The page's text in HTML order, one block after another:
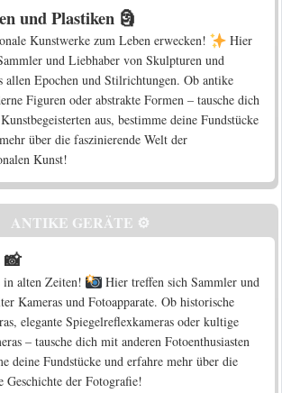
und Plastiken 🗿
Kunstwerke zum Leben erwecken!
Hier
und Liebhaber von Skulpturen und
allen Epochen und Stilrichtungen. Ob antike
Figuren oder abstrakte Formen – tausche dich
aus, bestimme deine Fundstücke
über die faszinierende Welt der
Kunst!
ANTIKE GERÄTE ⚙️
📸
in alten Zeiten!
Hier treffen sich Sammler und
Kameras und Fotoapparate. Ob historische
elegante Spiegelreflexkameras oder kultige
– tausche dich mit anderen Fotoenthusiasten
deine Fundstücke und erfahre mehr über die
Geschichte der Fotografie!